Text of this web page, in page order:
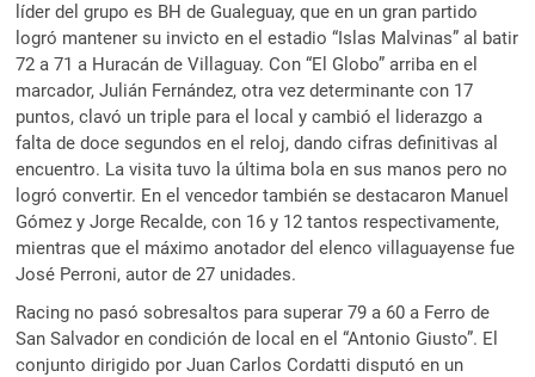
líder del grupo es BH de Gualeguay, que en un gran partido
logró mantener su invicto en el estadio “Islas Malvinas” al batir
72 a 71 a Huracán de Villaguay. Con “El Globo” arriba en el
marcador, Julián Fernández, otra vez determinante con 17
puntos, clavó un triple para el local y cambió el liderazgo a
falta de doce segundos en el reloj, dando cifras definitivas al
encuentro. La visita tuvo la última bola en sus manos pero no
logró convertir. En el vencedor también se destacaron Manuel
Gómez y Jorge Recalde, con 16 y 12 tantos respectivamente,
mientras que el máximo anotador del elenco villaguayense fue
José Perroni, autor de 27 unidades.
Racing no pasó sobresaltos para superar 79 a 60 a Ferro de
San Salvador en condición de local en el “Antonio Giusto”. El
conjunto dirigido por Juan Carlos Cordatti disputó en un